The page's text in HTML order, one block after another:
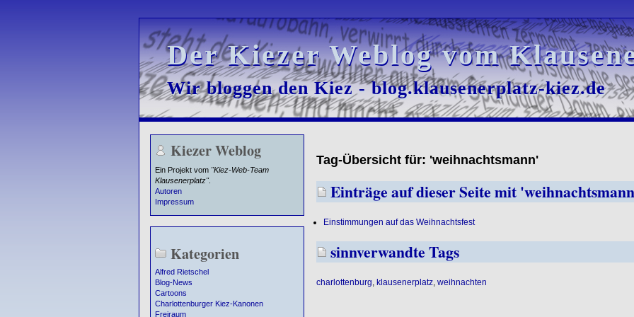
Der Kiezer Weblog vom
Der Kiezer Weblog vom
Wir bloggen den Kiez - blog.klausenerplatz-kiez.de
Wir bloggen den Kiez - blog.klausenerplatz-kiez.de
Kiezer Weblog
Ein Projekt vom "Kiez-Web-Team
Klausenerplatz".
Autoren
Impressum
Kategorien
Alfred Rietschel
Blog-News
Cartoons
Charlottenburger Kiez-Kanonen
Freiraum
Tag-Übersicht für: 'weihnachtsmann'
Einträge auf dieser Seite mit
Einstimmungen auf das Weihnachtsfest
sinnverwandte Tags
charlottenburg klausenerplatz, weihnachten